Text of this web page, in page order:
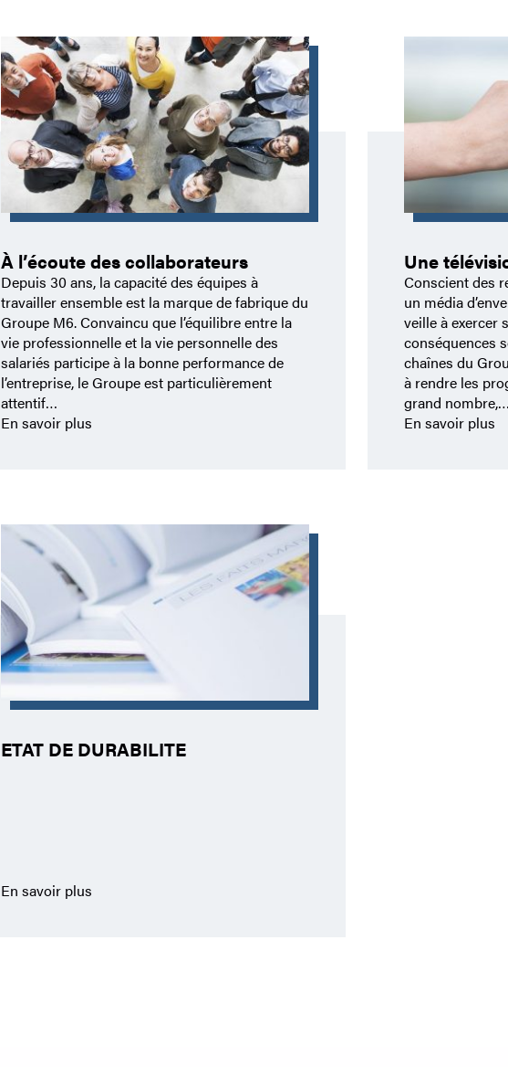
À l’écoute des collaborateurs
Depuis 30 ans, la capacité des équipes à
travailler ensemble est la marque de fabrique du
Groupe M6. Convaincu que l’équilibre entre la
vie professionnelle et la vie personnelle des
salariés participe à la bonne performance de
l’entreprise, le Groupe est particulièrement
attentif…
En savoir plus
Une
Conscient des
un média
veille à exercer
conséquences
chaînes du
à rendre les
grand nombre,…
En savoir plus
ETAT DE DURABILITE
En savoir plus